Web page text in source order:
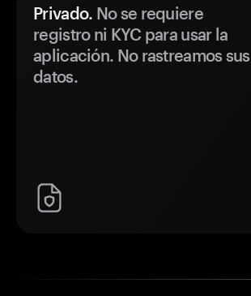
Privado. No se requiere
registro ni KYC para usar la
aplicación. No rastreamos sus
datos.